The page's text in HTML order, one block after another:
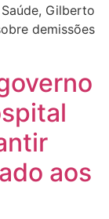
Gilberto
demissões
aos